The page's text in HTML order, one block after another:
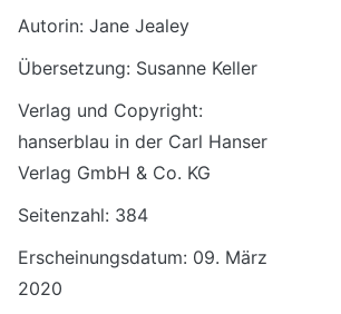
Autorin: Jane Jealey
Übersetzung: Susanne Keller
Verlag und Copyright:
hanserblau in der Carl Hanser
Verlag GmbH & Co. KG
Seitenzahl: 384
Erscheinungsdatum: 09. März
2020